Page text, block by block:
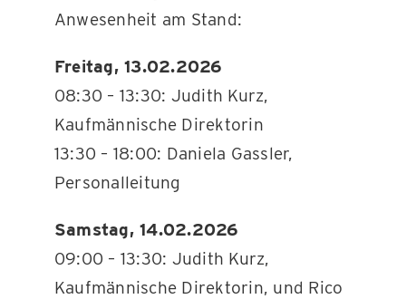
Anwesenheit am Stand:
Freitag, 13.02.2026
08:30 – 13:30: Judith Kurz,
Kaufmännische Direktorin
13:30 – 18:00: Daniela Gassler,
Personalleitung
Samstag, 14.02.2026
09:00 – 13:30: Judith Kurz,
Kaufmännische Direktorin, und Rico